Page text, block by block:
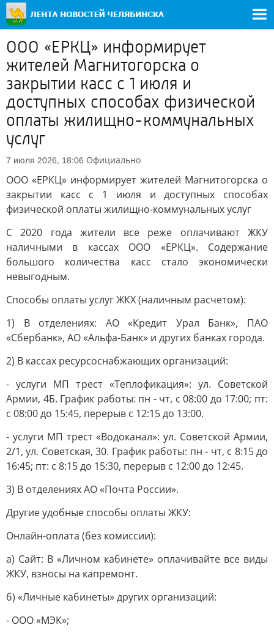
ООО «ЕРКЦ» информирует
жителей Магнитогорска о
закрытии касс с 1 июля и
доступных способах физической
оплаты жилищно-коммунальных
услуг
7 июля 2026, 18:06 Официально
ООО «ЕРКЦ» информирует жителей Магнитогорска о
закрытии касс с 1 июля и доступных способах
физической оплаты жилищно-коммунальных услуг
С 2020 года жители все реже оплачивают ЖКУ
наличными в кассах ООО «ЕРКЦ». Содержание
большого количества касс стало экономически
невыгодным.
Способы оплаты услуг ЖКХ (наличным расчетом):
1) В отделениях: АО «Кредит Урал Банк», ПАО
«Сбербанк», АО «Альфа-Банк» и других банках города.
2) В кассах ресурсоснабжающих организаций:
- услуги МП трест «Теплофикация»: ул. Советской
Армии, 4Б. График работы: пн - чт, с 08:00 до 17:00; пт:
с 08:00 до 15:45, перерыв с 12:15 до 13:00.
- услуги МП трест «Водоканал»: ул. Советской Армии,
2/1, ул. Советская, 30. График работы: пн - чт, с 8:15 до
16:45; пт: с 8:15 до 15:30, перерыв с 12:00 до 12:45.
3) В отделениях АО «Почта России».
Другие удобные способы оплаты ЖКУ:
Онлайн-оплата (без комиссии):
а) Сайт: В «Личном кабинете» оплачивайте все виды
ЖКУ, взносы на капремонт.
б) «Личные кабинеты» других организаций:
- ООО «МЭК»;